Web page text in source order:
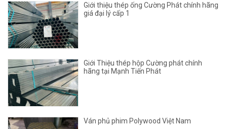
Giới thiệu thép ống Cường Phát chính hãng
giá đại lý cấp 1
Giới Thiệu thép hộp Cường phát chính
hãng tại Mạnh Tiến Phát
Ván phủ phim Polywood Việt Nam